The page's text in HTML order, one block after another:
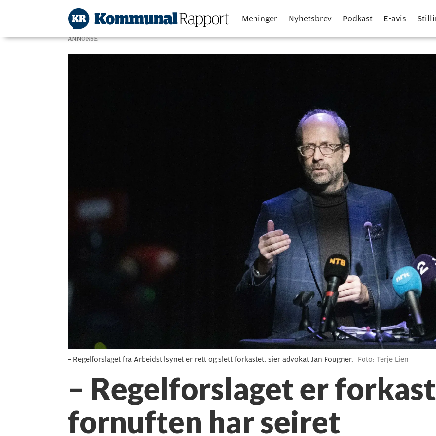
Meninger Nyhetsbrev Podkast E-avis
ANNONSE
– Regelforslaget fra Arbeidstilsynet er rett og slett forkastet, sier advokat Jan Fougner. Foto: Terje Lien
– Regelforslaget er
fornuften har seiret